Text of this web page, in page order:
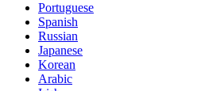
Portuguese
Spanish
Russian
Japanese
Korean
Arabic